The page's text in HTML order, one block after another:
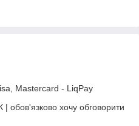
Mastercard - LiqPay
хочу обговорити